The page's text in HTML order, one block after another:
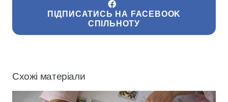
ПІДПИСАТИСЬ НА FACEBOOK
СПІЛЬНОТУ
Схожі матеріали